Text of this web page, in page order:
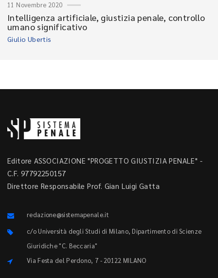
11 Novembre 2020
Intelligenza artificiale, giustizia penale, controllo
umano significativo
Giulio Ubertis
Editore ASSOCIAZIONE "PROGETTO GIUSTIZIA PENALE" -
C.F. 97792250157
Direttore Responsabile Prof. Gian Luigi Gatta
redazione@sistemapenale.it
c/o Università degli Studi di Milano, Dipartimento di Scienze
Giuridiche "C. Beccaria"
Via Festa del Perdono, 7 - 20122 MILANO